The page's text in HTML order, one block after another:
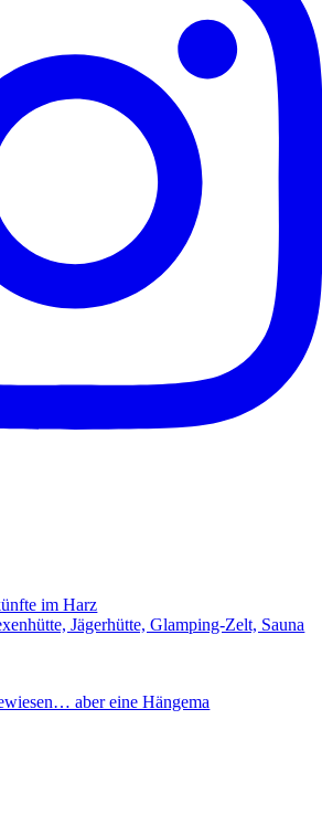
im Harz
Jägerhütte, Glamping-Zelt, Sauna
aber eine Hängema